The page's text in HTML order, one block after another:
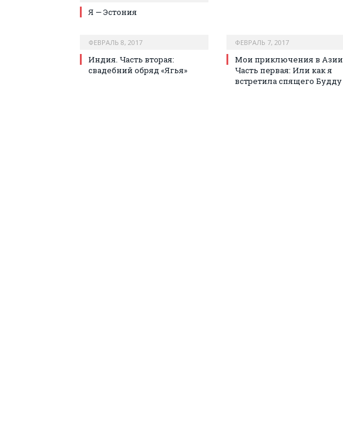
Я — Эстония
ФЕВРАЛЬ 8, 2017
Индия. Часть вторая:
свадебний обряд «Ягья»
ФЕВРАЛЬ 7, 2017
Мои приключения в Азии.
Часть первая: Или как я
встретила спящего Будду